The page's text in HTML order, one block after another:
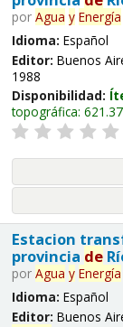
por Agua y Energía
Idioma: Español
Editor: Buenos
1988
Disponibilidad:
topográfica:
Estacion
provincia de
por Agua y Energía
Idioma: Español
Editor: Buenos